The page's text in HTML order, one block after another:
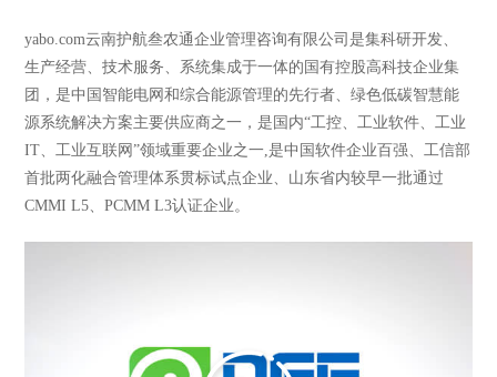
yabo.com云南护航叁农通企业管理咨询有限公司是集科研开发、
生产经营、技术服务、系统集成于一体的国有控股高科技企业集
团，是中国智能电网和综合能源管理的先行者、绿色低碳智慧能
源系统解决方案主要供应商之一，是国内“工控、工业软件、工业
IT、工业互联网”领域重要企业之一,是中国软件企业百强、工信部
首批两化融合管理体系贯标试点企业、山东省内较早一批通过
CMMI L5、PCMM L3认证企业。